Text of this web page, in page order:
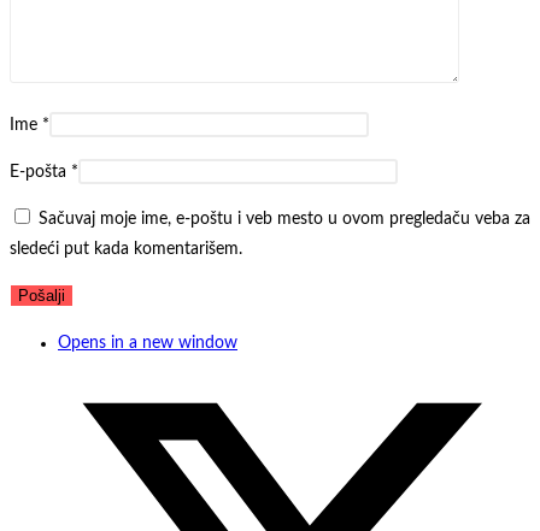
Ime *
E-pošta *
Sačuvaj moje ime, e-poštu i veb mesto u ovom pregledaču veba za
sledeći put kada komentarišem.
Opens in a new window